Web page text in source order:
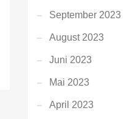
September 2023
August 2023
Juni 2023
Mai 2023
April 2023